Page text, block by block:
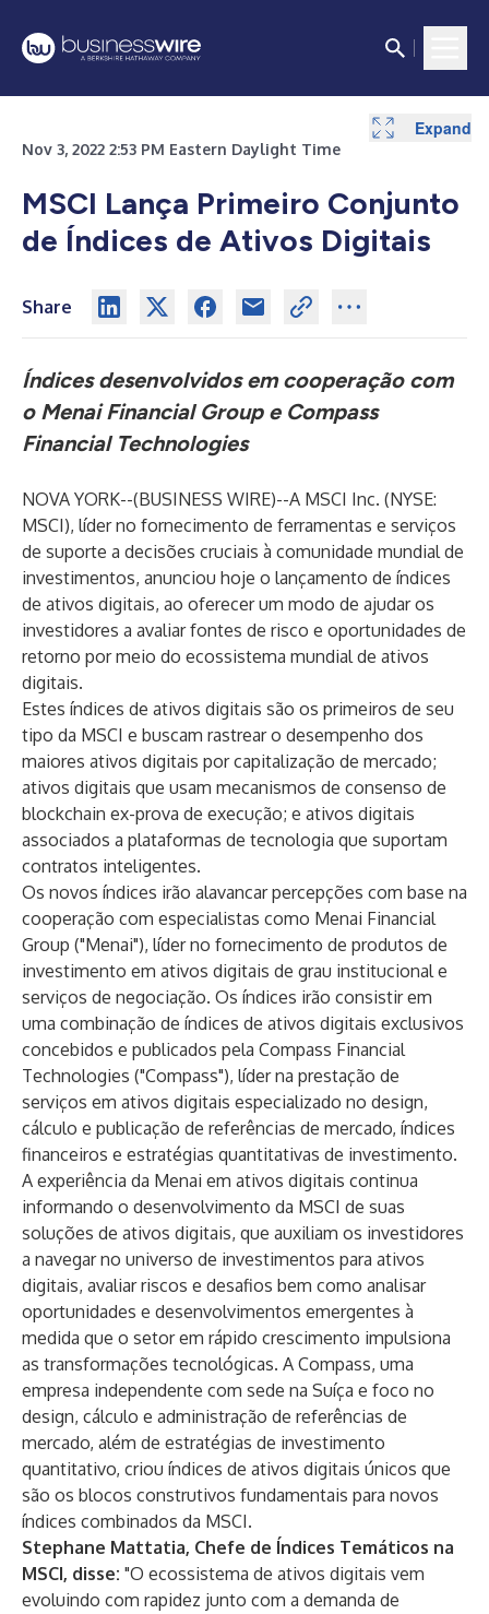
Nov 3, 2022 2:53 PM Eastern Daylight Time
MSCI Lança Primeiro Conjunto
de Índices de Ativos Digitais
Share
Índices desenvolvidos em cooperação com
o Menai Financial Group e Compass
Financial Technologies
NOVA YORK--(BUSINESS WIRE)--A MSCI Inc. (NYSE:
MSCI), líder no fornecimento de ferramentas e serviços
de suporte a decisões cruciais à comunidade mundial de
investimentos, anunciou hoje o lançamento de índices
de ativos digitais, ao oferecer um modo de ajudar os
investidores a avaliar fontes de risco e oportunidades de
retorno por meio do ecossistema mundial de ativos
digitais.
Estes índices de ativos digitais são os primeiros de seu
tipo da MSCI e buscam rastrear o desempenho dos
maiores ativos digitais por capitalização de mercado;
ativos digitais que usam mecanismos de consenso de
blockchain ex-prova de execução; e ativos digitais
associados a plataformas de tecnologia que suportam
contratos inteligentes.
Os novos índices irão alavancar percepções com base na
cooperação com especialistas como Menai Financial
Group ("Menai"), líder no fornecimento de produtos de
investimento em ativos digitais de grau institucional e
serviços de negociação. Os índices irão consistir em
uma combinação de índices de ativos digitais exclusivos
concebidos e publicados pela Compass Financial
Technologies ("Compass"), líder na prestação de
serviços em ativos digitais especializado no design,
cálculo e publicação de referências de mercado, índices
financeiros e estratégias quantitativas de investimento.
A experiência da Menai em ativos digitais continua
informando o desenvolvimento da MSCI de suas
soluções de ativos digitais, que auxiliam os investidores
a navegar no universo de investimentos para ativos
digitais, avaliar riscos e desafios bem como analisar
oportunidades e desenvolvimentos emergentes à
medida que o setor em rápido crescimento impulsiona
as transformações tecnológicas. A Compass, uma
empresa independente com sede na Suíça e foco no
design, cálculo e administração de referências de
mercado, além de estratégias de investimento
quantitativo, criou índices de ativos digitais únicos que
são os blocos construtivos fundamentais para novos
índices combinados da MSCI.
Stephane Mattatia, Chefe de Índices Temáticos na
MSCI, disse: "O ecossistema de ativos digitais vem
evoluindo com rapidez junto com a demanda de
Expand